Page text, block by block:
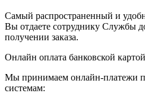
Самый распространенный и
Вы отдаете сотруднику Службы
получении заказа.
Онлайн оплата банковской картой
Мы принимаем онлайн-платежи
системам: